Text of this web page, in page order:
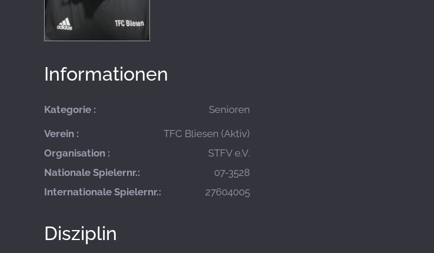
Informationen
Kategorie : Senioren
Verein :
TFC Bliesen (Aktiv)
Organisation :
STFV e.V.
Nationale Spielernr.:
07-3528
Internationale Spielernr.:
27604005
Disziplin